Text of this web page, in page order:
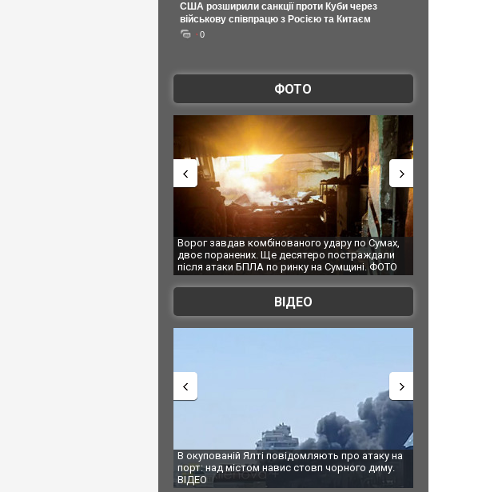
США розширили санкції проти Куби через
військову співпрацю з Росією та Китаєм
0
ФОТО
Ворог завдав комбінованого удару по Сумах,
двоє поранених. Ще десятеро постраждали
після атаки БПЛА по ринку на Сумщині. ФОТО
За 2000 кілометрів від кордону з Україною: в
Єкатеринбурзі після атаки дронів загорівся
склад Wildberries. ФОТО. ВІДЕО
ВІДЕО
В окупованій Ялті повідомляють про атаку на
порт: над містом навис стовп чорного диму.
За 2000 кілометрів від кордону з Україною: в
Єкатеринбурзі після атаки дронів загорівся
склад Wildberries. ФОТО. ВІДЕО